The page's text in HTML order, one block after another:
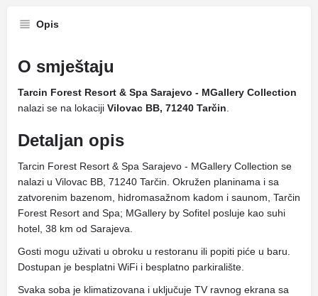
Opis
O smještaju
Tarcin Forest Resort & Spa Sarajevo - MGallery Collection
nalazi se na lokaciji Vilovac BB, 71240 Tarčin
Detaljan opis
Tarcin Forest Resort & Spa Sarajevo - MGallery Collection se
nalazi u Vilovac BB, 71240 Tarčin. Okružen planinama i sa
zatvorenim bazenom, hidromasažnom kadom i saunom, Tarčin
Forest Resort and Spa; MGallery by Sofitel posluje kao suhi
hotel, 38 km od Sarajeva.
Gosti mogu uživati ​​u obroku u restoranu ili popiti piće u baru.
Dostupan je besplatni WiFi i besplatno parkiralište.
Svaka soba je klimatizovana i uključuje TV ravnog ekrana sa